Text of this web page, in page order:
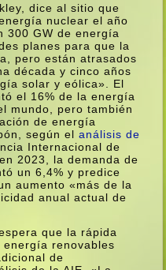
dice al sitio que
nuclear el año
300 GW de energí­a
planes para que la
pero están atrasados
década y cinco años
solar y eólica». El
el 16% de la energí­a
mundo, pero también
de energí­a
según elanálisis de
Internacional de
2023, la demanda de
un 6,4% y predice
aumento «más de la
anual actual de
que la rápida
renovables
de